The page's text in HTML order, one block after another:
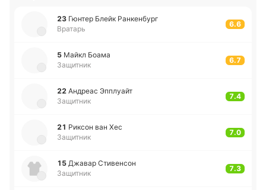
23 Гюнтер Блейк Ра­нке­нбург
Вратарь
6.6
5 Майкл Боама
Защитник
6.7
22 Андреас Эпплуайт
Защитник
7.4
21 Риксон ван Хес
Защитник
7.0
15 Джавар Сти­ве­нсон
Защитник
7.3